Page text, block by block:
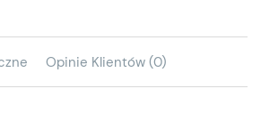
Opinie Klientów (0)